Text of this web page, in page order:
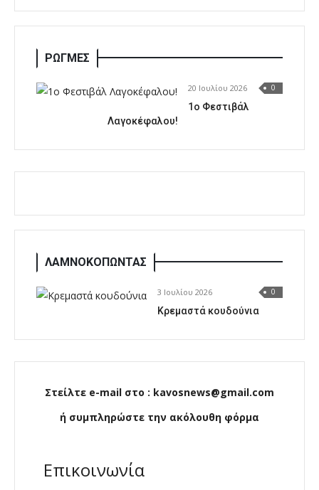
ΡΩΓΜΕΣ
20 Ιουλίου 2026 0
1o Φεστιβάλ
Λαγοκέφαλου!
ΛΑΜΝΟΚΟΠΩΝΤΑΣ
3 Ιουλίου 2026 0
Κρεμαστά κουδούνια
Στείλτε e-mail στο : kavosnews@gmail.com
ή συμπληρώστε την ακόλουθη φόρμα
Επικοινωνία